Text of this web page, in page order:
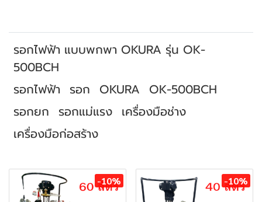
รอกไฟฟ้า แบบพกพา OKURA รุ่น OK-
500BCH
รอกไฟฟ้า รอก OKURA OK-500BCH
รอกยก รอกแม่แรง เครื่องมือช่าง
เครื่องมือก่อสร้าง
-10% -10%